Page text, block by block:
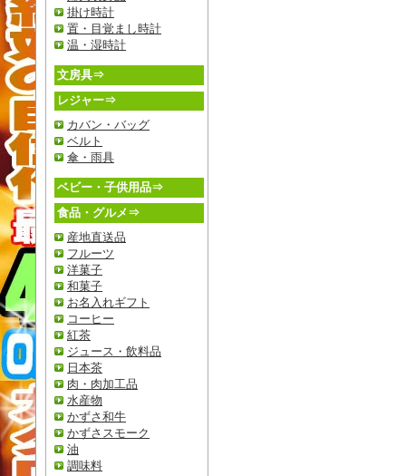
掛け時計
置・目覚まし時計
温・湿時計
文房具⇒
レジャー⇒
カバン・バッグ
ベルト
傘・雨具
ベビー・子供用品⇒
食品・グルメ⇒
産地直送品
フルーツ
洋菓子
和菓子
お名入れギフト
コーヒー
紅茶
ジュース・飲料品
日本茶
肉・肉加工品
水産物
かずさ和牛
かずさスモーク
油
調味料